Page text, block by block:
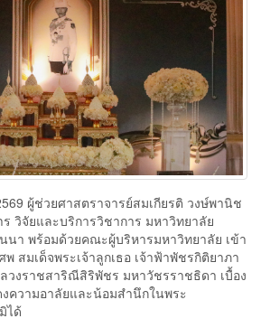
ผู้ช่วยศาสตราจารย์สมเกียรติ วงษ์พานิช
วิจัยและบริการวิชาการ มหาวิทยาลัย
นา พร้อมด้วยคณะผู้บริหารมหาวิทยาลัย เข้า
สมเด็จพระเจ้าลูกเธอ เจ้าฟ้าพัชรกิติยาภา
วงราชสาริณีสิริพัชร มหาวัชรราชธิดา เบื้อง
ความอาลัยและน้อมสำนึกในพระ
ได้